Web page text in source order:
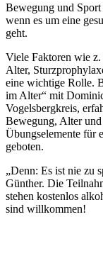
Bewegung und
wenn es um eine
geht.
Viele Faktoren wie z.
Alter,
eine wichtige Rolle.
im Alter“ mit
Vogelsbergkreis,
Bewegung, Alter
Übungselemente für
geboten.
„Denn: Es ist nie zu
Günther. Die
stehen kostenlos
sind willkommen!